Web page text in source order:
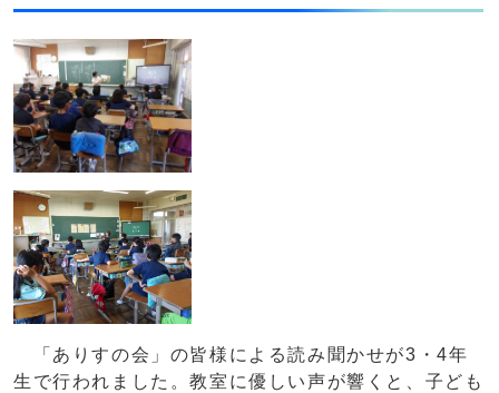
「ありすの会」の皆様による読み聞かせが3・4年
生で行われました。教室に優しい声が響くと、子ども